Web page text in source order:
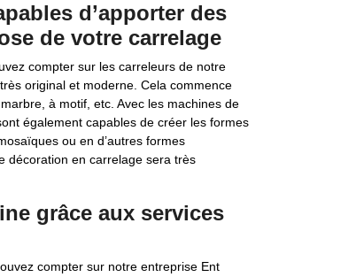
d’apporter des
de votre carrelage
compter sur les carreleurs de notre
original et moderne. Cela commence
à motif, etc. Avec les machines de
également capables de créer les formes
ou en d’autres formes
décoration en carrelage sera très
grâce aux services
compter sur notre entreprise Ent